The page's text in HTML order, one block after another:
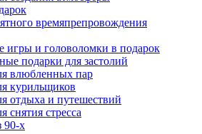
времяпрепровождения
игры и головоломки в подарок
подарки для застолий
влюбленных пар
курильщиков
отдыха и путешествий
снятия стресса
90-х